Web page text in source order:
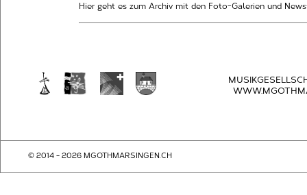
Hier geht es zum Archiv mit den Foto-Galerien und
© 2014 - 2026 MGOTHMARSINGEN.CH